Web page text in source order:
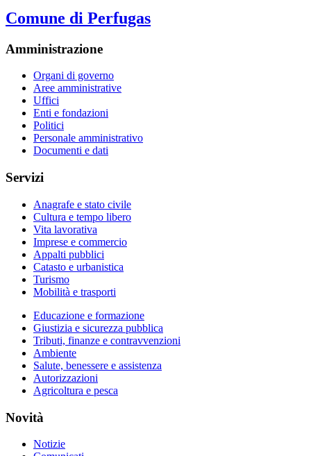
Comune di Perfugas
Amministrazione
Organi di governo
Aree amministrative
Uffici
Enti e fondazioni
Politici
Personale amministrativo
Documenti e dati
Servizi
Anagrafe e stato civile
Cultura e tempo libero
Vita lavorativa
Imprese e commercio
Appalti pubblici
Catasto e urbanistica
Turismo
Mobilità e trasporti
Educazione e formazione
Giustizia e sicurezza pubblica
Tributi, finanze e contravvenzioni
Ambiente
Salute, benessere e assistenza
Autorizzazioni
Agricoltura e pesca
Novità
Notizie